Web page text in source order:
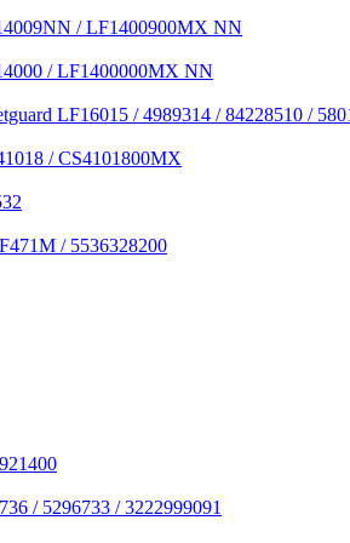
/ LF1400900MX NN
/ LF1400000MX NN
LF16015 / 4989314 / 84228510 /
/ CS4101800MX
/ 5536328200
/ 5296733 / 3222999091